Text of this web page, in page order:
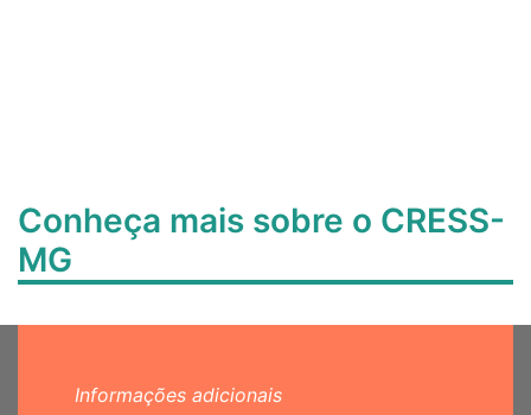
Conheça mais sobre o CRESS-
MG
Informações adicionais